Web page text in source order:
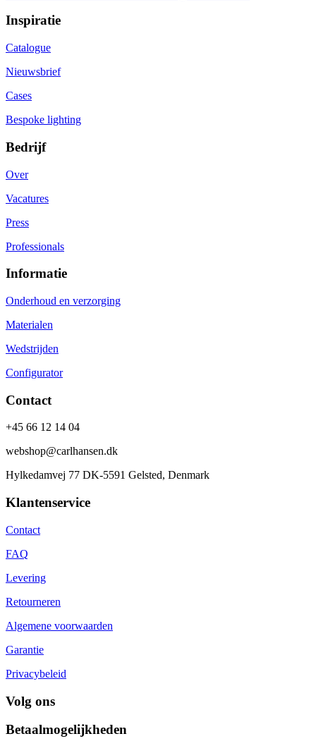
Inspiratie
Catalogue
Nieuwsbrief
Cases
Bespoke lighting
Bedrijf
Over
Vacatures
Press
Professionals
Informatie
Onderhoud en verzorging
Materialen
Wedstrijden
Configurator
Contact
+45 66 12 14 04
webshop@carlhansen.dk
Hylkedamvej 77 DK-5591 Gelsted, Denmark
Klantenservice
Contact
FAQ
Levering
Retourneren
Algemene voorwaarden
Garantie
Privacybeleid
Volg ons
Betaalmogelijkheden